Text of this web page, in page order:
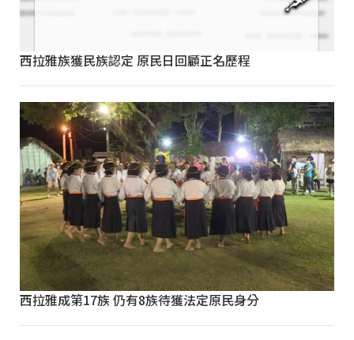
西拉雅族獲民族認定 原民日回顧正名歷程
西拉雅成第17族 仍有8族待獲法定原民身分